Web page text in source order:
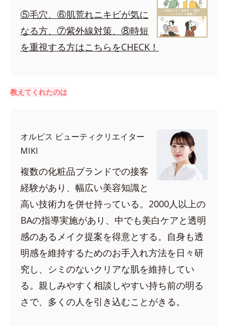
⑤毛穴、⑥肌荒れニキビが気に
なる方、⑦紫外線対策、⑧時短
を重視する方はこちらをCHECK！
教えてくれたのは
オルビス ビューティクリエイター
MIKI
複数の化粧品ブランドでの接客
経験があり、幅広い美容知識と
高い技術力を併せ持っている。2000人以上の
BAの指導実施があり、中でも美白ケアと透明
感のあるメイク提案を得意とする。自身も透
明感を維持するためのお手入れ方法を日々研
究し、シミのないクリアな肌を維持してい
る。親しみやすく相談しやすい持ち前の明る
さで、多くの人を引き込むことがきる。